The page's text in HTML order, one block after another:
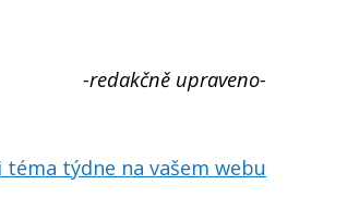
-redakčně upraveno-
týdne na vašem webu